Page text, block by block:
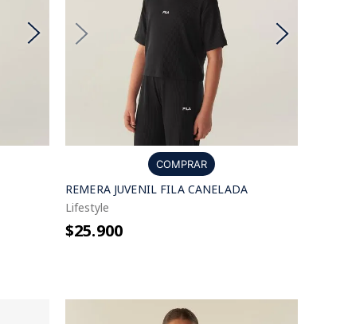
COMPRAR
REMERA JUVENIL FILA CANELADA
Lifestyle
$25.900